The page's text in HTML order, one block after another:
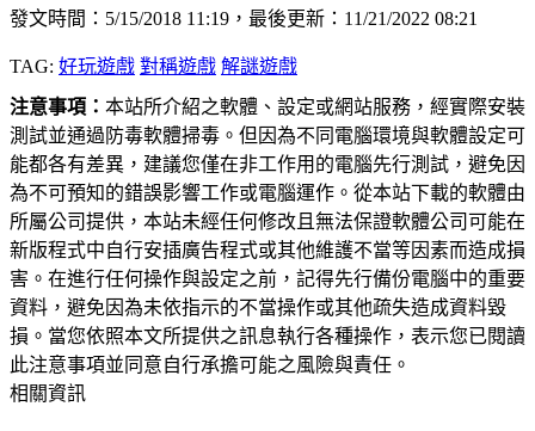
發文時間：5/15/2018 11:19，最後更新：11/21/2022 08:21
TAG: 好玩遊戲 對稱遊戲 解謎遊戲
注意事項： 本站所介紹之軟體、設定或網站服務，經實際安裝
測試並通過防毒軟體掃毒。但因為不同電腦環境與軟體設定可
能都各有差異，建議您僅在非工作用的電腦先行測試，避免因
為不可預知的錯誤影響工作或電腦運作。從本站下載的軟體由
所屬公司提供，本站未經任何修改且無法保證軟體公司可能在
新版程式中自行安插廣告程式或其他維護不當等因素而造成損
害。在進行任何操作與設定之前，記得先行備份電腦中的重要
資料，避免因為未依指示的不當操作或其他疏失造成資料毀
損。當您依照本文所提供之訊息執行各種操作，表示您已閱讀
此注意事項並同意自行承擔可能之風險與責任。
相關資訊